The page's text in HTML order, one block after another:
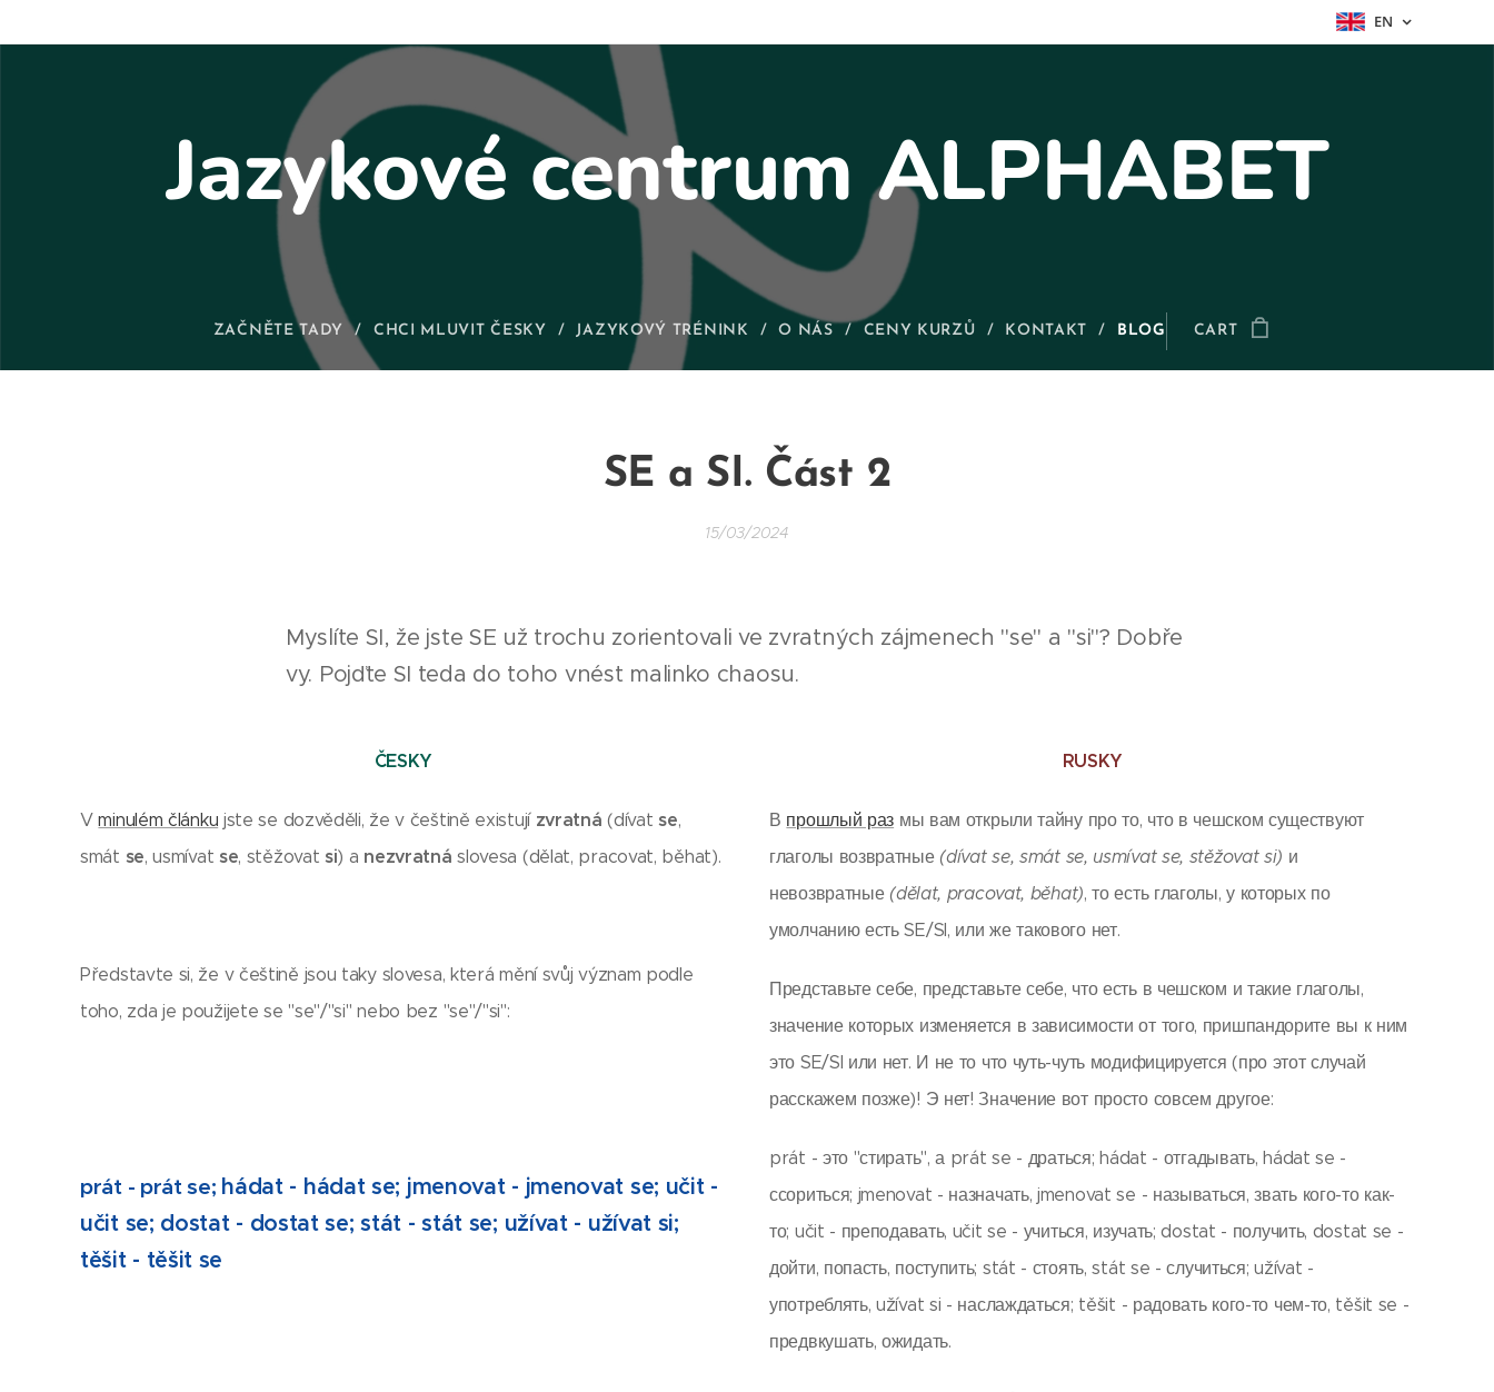
EN
Jazykové centrum ALPHABET
ZAČNĚTE TADY CHCI MLUVIT ČESKY JAZYKOVÝ TRÉNINK O NÁS CENY KURZŮ KONTAKT BLOG CART
SE a SI. Část 2
15/03/2024
Myslíte SI, že jste SE už trochu zorientovali ve zvratných zájmenech "se" a "si"? Dobře
vy. Pojďte SI teda do toho vnést malinko chaosu.
ČESKY
Vminulém článku jste se dozvěděli, že v češtině existují zvratná (dívatse,
smát se, usmívat se, stěžovatsi) a nezvratná slovesa (dělat, pracovat, běhat).
Představte si, že v češtině jsou taky slovesa, která mění svůj význam podle
toho, zda je použijete se "se"/"si" nebo bez "se"/"si":
prát - prát se; hádat - hádat se; jmenovat - jmenovat se; učit -
učit se; dostat - dostat se; stát - stát se; užívat - užívat si;
těšit - těšit se
RUSKY
В прошлый раз мы вам открыли тайну про то, что в чешском существуют
глаголы возвратные (dívat se, smát se, usmívat se, stěžovat si) и
невозвратные (dělat, pracovat, běhat), то есть глаголы, у которых по
умолчанию есть SE/SI, или же такового нет.
Представьте себе, представьте себе, что есть в чешском и такие глаголы,
значение которых изменяется в зависимости от того, пришпандорите вы к ним
это SE/SI или нет. И не то что чуть-чуть модифицируется (про этот случай
расскажем позже)! Э нет! Значение вот просто совсем другое:
prát - это "стирать", а prát se - драться; hádat - отгадывать, hádat se -
ссориться; jmenovat - назначать, jmenovat se - называться, звать кого-то как-
то; učit - преподавать, učit se - учиться, изучать; dostat - получить, dostat se -
дойти, попасть, поступить; stát - стоять, stát se - случиться; užívat -
употреблять, užívat si - наслаждаться; těšit - радовать кого-то чем-то, těšit se -
предвкушать, ожидать.